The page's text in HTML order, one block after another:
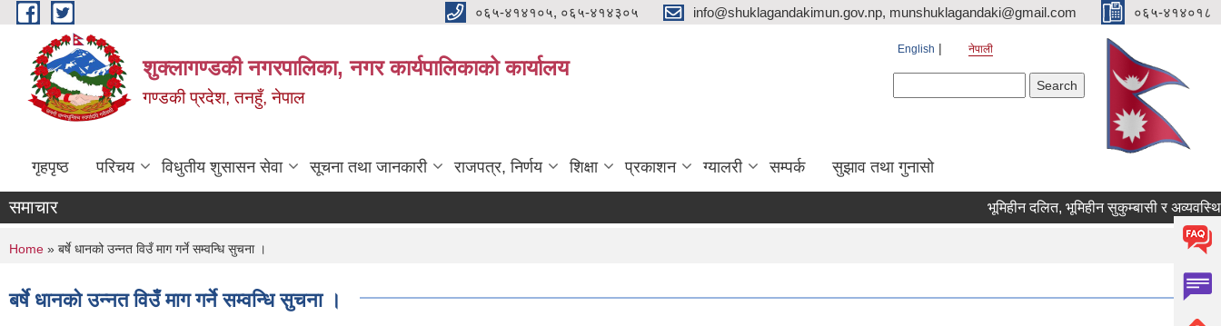
Skip to main content ०६५-४१४१०५, ०६५-४१४३०५ info@shuklagandakimun.gov.np, munshuklagandaki@gmail.com ०६५-४१४०१८
शुक्लागण्डकी नगरपालिका, नगर कार्यपालिकाको कार्यालय
गण्डकी प्रदेश, तनहुँ, नेपाल
English नेपाली
गृहपृष्ठ परिचय विधुतीय शुसासन सेवा सूचना तथा जानकारी राजपत्र, निर्णय शिक्षा प्रकाशन ग्यालरी सम्पर्क सुझाव तथा गुनासो
समाचार भूमिहीन दलित, भूमिहीन सुकुम्बासी र अव्यवस्थित
You are here
Home » बर्षे धानको उन्नत विउँ माग गर्ने सम्वन्धि सुचना ।
बर्षे धानको उन्नत विउँ माग गर्ने सम्वन्धि सुचना ।